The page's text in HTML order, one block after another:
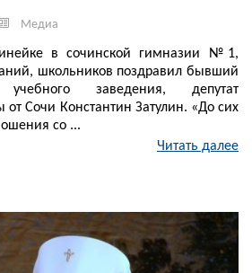
Медиа
в сочинской гимназии №1,
школьников поздравил бывший
заведения, депутат
от Сочи Константин Затулин. «До сих
со ...
Читать далее